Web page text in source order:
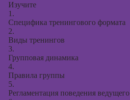
Изучите
1.
Специфика тренингового формата
2.
Виды тренингов
3.
Групповая динамика
4.
Правила группы
5.
Регламентация поведения ведущего